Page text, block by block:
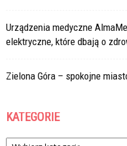
Urządzenia medyczne
elektryczne, które dbają o
Zielona Góra – spokojne
KATEGORIE
Kategorie